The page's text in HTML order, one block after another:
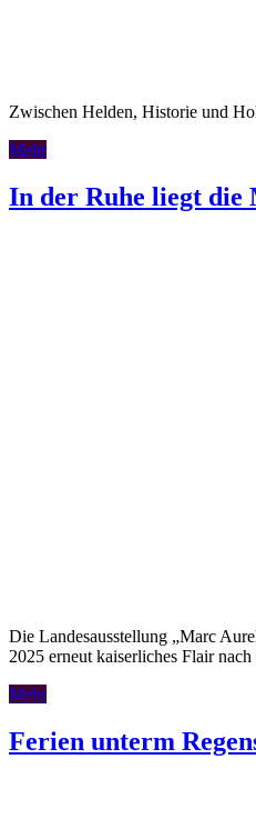
Zwischen Helden, Historie und
Mehr
In der Ruhe liegt die
Die Landesausstellung „Marc
2025 erneut kaiserliches Flair
Mehr
Ferien unterm